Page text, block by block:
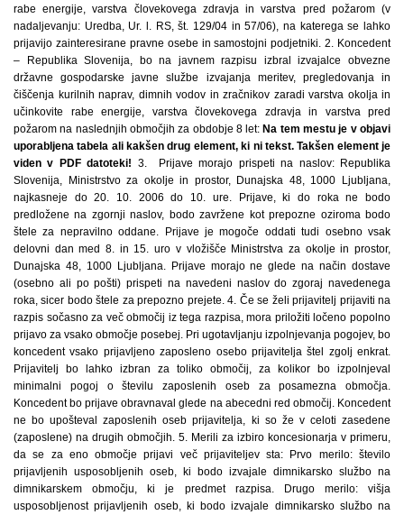
rabe energije, varstva človekovega zdravja in varstva pred požarom (v
nadaljevanju: Uredba, Ur. l. RS, št. 129/04 in 57/06), na katerega se lahko
prijavijo zainteresirane pravne osebe in samostojni podjetniki. 2. Koncedent
– Republika Slovenija, bo na javnem razpisu izbral izvajalce obvezne
državne gospodarske javne službe izvajanja meritev, pregledovanja in
čiščenja kurilnih naprav, dimnih vodov in zračnikov zaradi varstva okolja in
učinkovite rabe energije, varstva človekovega zdravja in varstva pred
požarom na naslednjih območjih za obdobje 8 let: Na tem mestu je v objavi
uporabljena tabela ali kakšen drug element, ki ni tekst. Takšen element je
viden v PDF datoteki! 3. Prijave morajo prispeti na naslov: Republika
Slovenija, Ministrstvo za okolje in prostor, Dunajska 48, 1000 Ljubljana,
najkasneje do 20. 10. 2006 do 10. ure. Prijave, ki do roka ne bodo
predložene na zgornji naslov, bodo zavržene kot prepozne oziroma bodo
štele za nepravilno oddane. Prijave je mogoče oddati tudi osebno vsak
delovni dan med 8. in 15. uro v vložišče Ministrstva za okolje in prostor,
Dunajska 48, 1000 Ljubljana. Prijave morajo ne glede na način dostave
(osebno ali po pošti) prispeti na navedeni naslov do zgoraj navedenega
roka, sicer bodo štele za prepozno prejete. 4. Če se želi prijavitelj prijaviti na
razpis sočasno za več območij iz tega razpisa, mora priložiti ločeno popolno
prijavo za vsako območje posebej. Pri ugotavljanju izpolnjevanja pogojev, bo
koncedent vsako prijavljeno zaposleno osebo prijavitelja štel zgolj enkrat.
Prijavitelj bo lahko izbran za toliko območij, za kolikor bo izpolnjeval
minimalni pogoj o številu zaposlenih oseb za posamezna območja.
Koncedent bo prijave obravnaval glede na abecedni red območij. Koncedent
ne bo upošteval zaposlenih oseb prijavitelja, ki so že v celoti zasedene
(zaposlene) na drugih območjih. 5. Merili za izbiro koncesionarja v primeru,
da se za eno območje prijavi več prijaviteljev sta: Prvo merilo: število
prijavljenih usposobljenih oseb, ki bodo izvajale dimnikarsko službo na
dimnikarskem območju, ki je predmet razpisa. Drugo merilo: višja
usposobljenost prijavljenih oseb, ki bodo izvajale dimnikarsko službo na